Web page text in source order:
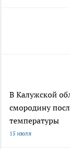
В Калужской
смородину
температуры
15 июля